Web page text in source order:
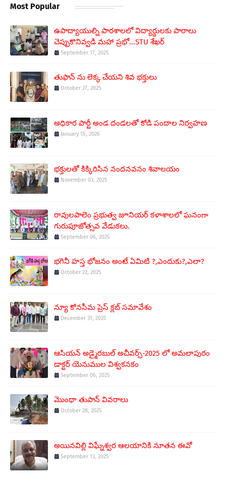
Most Popular
ఉపాద్యాయుల్ని పాఠశాలలో విద్యార్థులకు పాఠాలు
చెప్పుకొనివ్వడి మహా ప్రభో...STU శేఖర్
September 17, 2025
తుఫాన్ ను లెక్క చేయని శివ భక్తులు
October 27, 2025
అధికార పార్టీ అండ దండలతో కోడి పందాల నిర్వహణ
January 15, 2026
భక్తులతో కిక్కిరిసిన నందనవనం శివాలయం
November 03, 2025
రావులపాలెం ప్రభుత్వ జూనియర్ కళాశాలలో ఘనంగా
గురుపూజోత్సవ వేడుకలు.
September 06, 2025
భగినీ హస్త భోజనం అంటే ఏమిటి ?,ఎందుకు?,ఎలా?
October 22, 2025
న్యూ కోనసీమ ప్రెస్ క్లబ్ సమావేశం
December 31, 2025
ఆసియన్ అడ్మైరబుల్ అచీవర్స్-2025 లో అమలాపురం
డాక్టర్ యెనుముల విశ్వకనకం
September 06, 2025
మొంథా తుపాన్ వివరాలు
October 28, 2025
అయినవిల్లి విఘ్నేశ్వర ఆలయానికి నూతన ఈవో
September 13, 2025